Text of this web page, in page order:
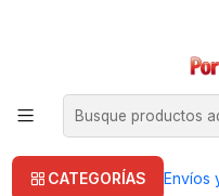
CATEGORÍAS Envíos